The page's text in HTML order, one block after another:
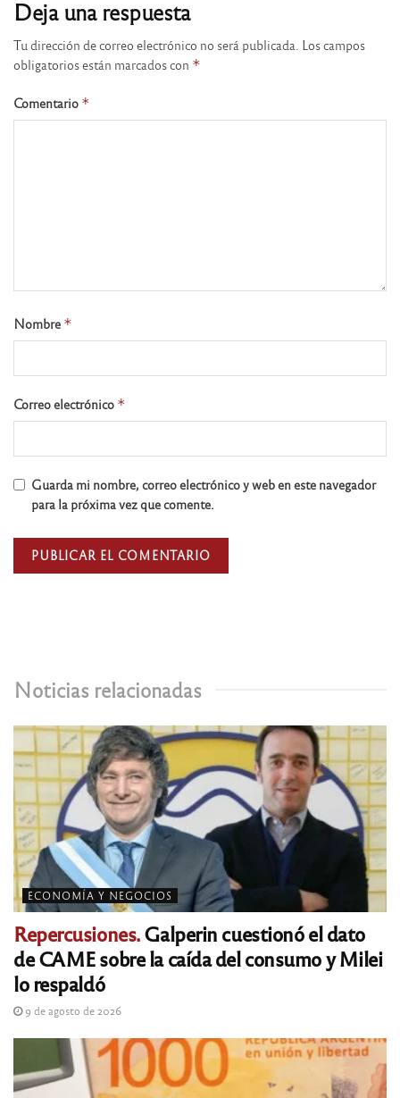
Noticias relacionadas
ECONOMÍA Y NEGOCIOS
Repercusiones.Galperin cuestionó el dato
de CAME sobre la caída del consumo y Milei
lo respaldó
9 de agosto de 2026
Deja una respuesta
Tu dirección de correo electrónico no será publicada. Los campos
obligatorios están marcados con *
Comentario *
Nombre *
Correo electrónico *
Guarda mi nombre, correo electrónico y web en este navegador
para la próxima vez que comente.